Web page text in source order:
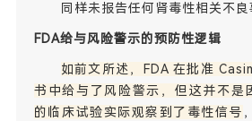
同样未报告任何肾毒性相关不良
FDA给与风险警示的预防性逻辑
如前文所述，FDA 在批准
书中给与了风险警示，但这并不是
的临床试验实际观察到了毒性信号